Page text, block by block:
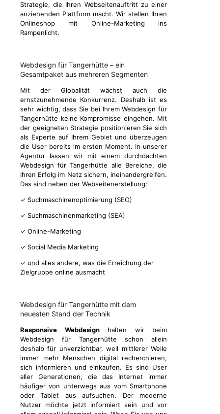
Strategie, die Ihren Webseitenauftritt zu einer
anziehenden Plattform macht. Wir stellen Ihren
Onlineshop mit Online-Marketing ins
Rampenlicht.
Webdesign für Tangerhütte – ein
Gesamtpaket aus mehreren Segmenten
Mit der Globalität wächst auch die
ernstzunehmende Konkurrenz. Deshalb ist es
sehr wichtig, dass Sie bei Ihrem Webdesign für
Tangerhütte keine Kompromisse eingehen. Mit
der geeigneten Strategie positionieren Sie sich
als Experte auf Ihrem Gebiet und überzeugen
die User bereits im ersten Moment. In unserer
Agentur lassen wir mit einem durchdachten
Webdesign für Tangerhütte alle Bereiche, die
Ihren Erfolg im Netz sichern, ineinandergreifen.
Das sind neben der Webseitenerstellung:
✓ Suchmaschinenoptimierung (SEO)
✓ Suchmaschinenmarketing (SEA)
✓ Online-Marketing
✓ Social Media Marketing
✓ und alles andere, was die Erreichung der
Zielgruppe online ausmacht
Webdesign für Tangerhütte mit dem
neuesten Stand der Technik
Responsive Webdesignhalten wir beim
Webdesign für Tangerhütte schon allein
deshalb für unverzichtbar, weil mittlerer Weile
immer mehr Menschen digital recherchieren,
sich informieren und einkaufen. Es sind User
aller Generationen, die das Internet immer
häufiger von unterwegs aus vom Smartphone
oder Tablet aus aufsuchen. Der moderne
Nutzer möchte jetzt informiert sein und vor